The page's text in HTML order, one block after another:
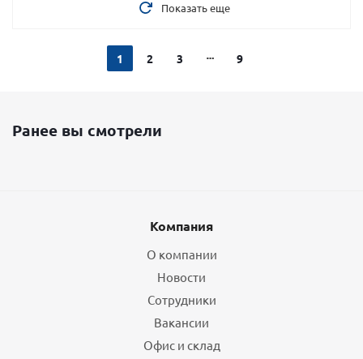
Показать еще
1 2 3 9
Ранее вы смотрели
Компания
О компании
Новости
Сотрудники
Вакансии
Офис и склад